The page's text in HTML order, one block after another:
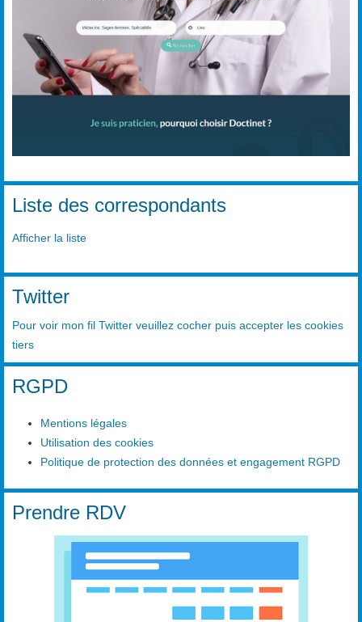
Liste des correspondants
Afficher la liste
Twitter
Pour voir mon fil Twitter veuillez cocher puis accepter les cookies
tiers
RGPD
Mentions légales
Utilisation des cookies
Politique de protection des données et engagement RGPD
Prendre RDV